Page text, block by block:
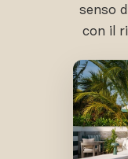
senso
con il